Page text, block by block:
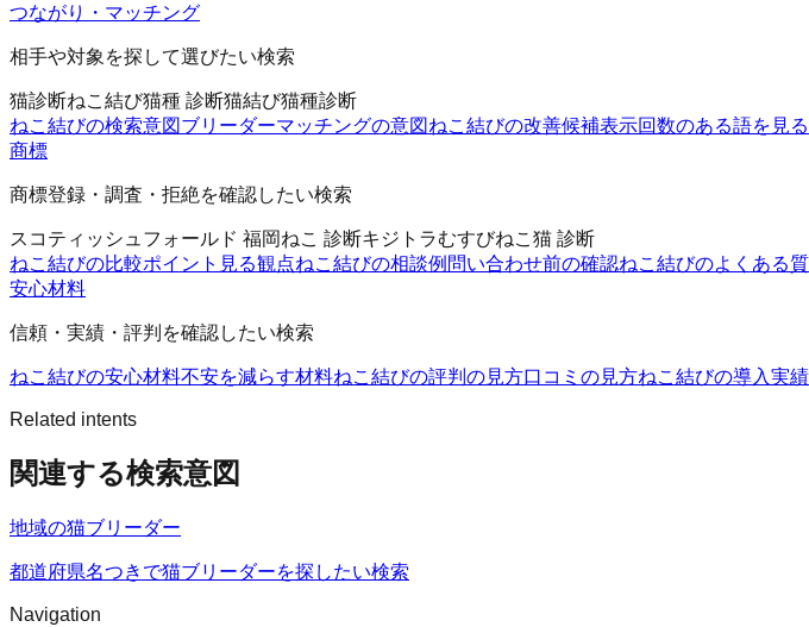
つながり・マッチング
相手や対象を探して選びたい検索
猫診断ねこ結び猫種 診断猫結び猫種診断
ねこ結びの検索意図 ブリーダーマッチングの意図 ねこ結びの改善候補表示回数のある語を見る
商標
商標登録・調査・拒絶を確認したい検索
スコティッシュフォールド 福岡ねこ 診断キジトラむすびねこ 猫 診断
ねこ結びの比較ポイント 見る観点ねこ結びの相談例 問い合わせ前の確認ねこ結びのよくある
安心材料
信頼・実績・評判を確認したい検索
ねこ結びの安心材料不安を減らす材料ねこ結びの評判の見方口コミの見方ねこ結びの導入実績
Related intents
関連する検索意図
地域の猫ブリーダー
都道府県名つきで猫ブリーダーを探したい検索
Navigation